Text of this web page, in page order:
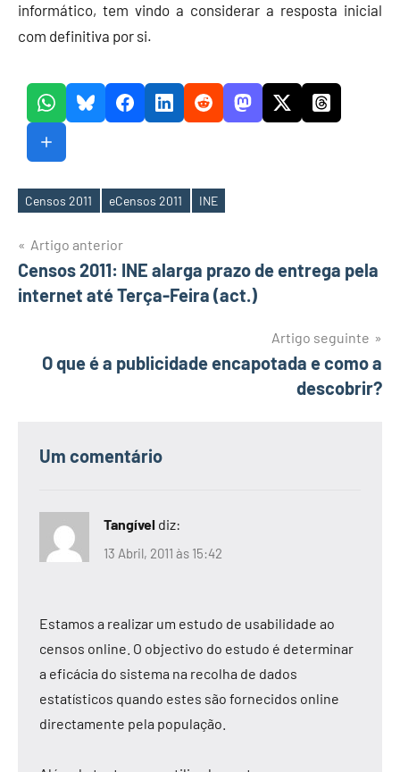
informático, tem vindo a considerar a resposta inicial
com definitiva por si.
Etiquetas
Censos 2011 eCensos 2011 INE
Navegação
de
Artigo anterior
Censos 2011: INE alarga prazo de entrega pela
internet até Terça-Feira (act.)
Artigo seguinte
O que é a publicidade encapotada e como a
descobrir?
Um comentário
Tangível diz:
13 Abril, 2011 às 15:42
Estamos a realizar um estudo de usabilidade ao
censos online. O objectivo do estudo é determinar
a eficácia do sistema na recolha de dados
estatísticos quando estes são fornecidos online
directamente pela população.